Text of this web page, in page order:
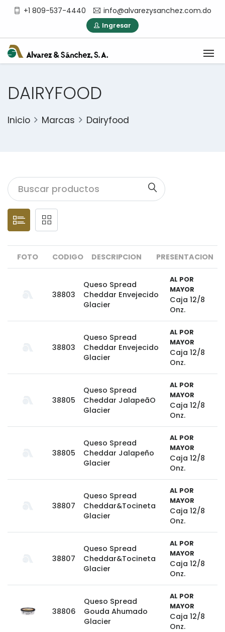
+1 809-537-4440 info@alvarezysanchez.com.do
Ingresar
DAIRYFOOD
Inicio Marcas Dairyfood
FOTO CODIGO DESCRIPCION PRESENTACION
38803
Queso Spread
Cheddar Envejecido
Glacier
AL POR
MAYOR
Caja 12/8
Onz.
38803
Queso Spread
Cheddar Envejecido
Glacier
AL POR
MAYOR
Caja 12/8
Onz.
38805
Queso Spread
Cheddar JalapeãO
Glacier
AL POR
MAYOR
Caja 12/8
Onz.
38805
Queso Spread
Cheddar Jalapeño
Glacier
AL POR
MAYOR
Caja 12/8
Onz.
38807
Queso Spread
Cheddar&Tocineta
Glacier
AL POR
MAYOR
Caja 12/8
Onz.
38807
Queso Spread
Cheddar&Tocineta
Glacier
AL POR
MAYOR
Caja 12/8
Onz.
38806
Queso Spread
Gouda Ahumado
Glacier
AL POR
MAYOR
Caja 12/8
Onz.